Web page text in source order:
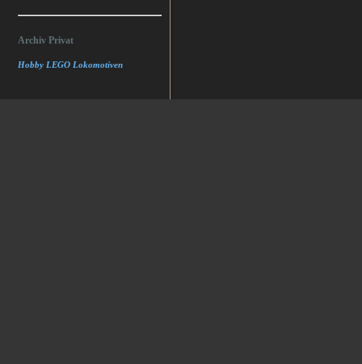
Archiv Privat
Hobby LEGO Lokomotiven